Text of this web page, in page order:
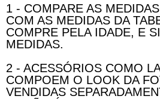
1 - COMPARE AS
COM AS MEDIDAS DA
COMPRE PELA IDADE, E
MEDIDAS.
2 - ACESSÓRIOS COMO
COMPOEM O LOOK DA
VENDIDAS